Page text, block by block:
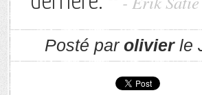
Posté par olivierle